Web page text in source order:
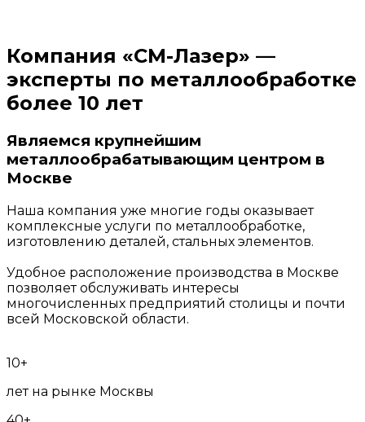
Компания «СМ-Лазер» —
эксперты по металлообработке
более 10 лет
Являемся крупнейшим
металлообрабатывающим центром в
Москве
Наша компания уже многие годы оказывает
комплексные услуги по металлообработке,
изготовлению деталей, стальных элементов.
Удобное расположение производства в Москве
позволяет обслуживать интересы
многочисленных предприятий столицы и почти
всей Московской области.
10+
лет на рынке Москвы